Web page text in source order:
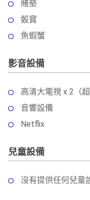
賭墊
骰寶
魚蝦蟹
影音設備
高清大電視 x 2（超
音響設備
Netflix
兒童設備
沒有提供任何兒童